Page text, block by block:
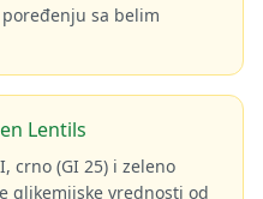
sa belim
Lentils
crno (GI 25) i zeleno
glikemijske vrednosti od